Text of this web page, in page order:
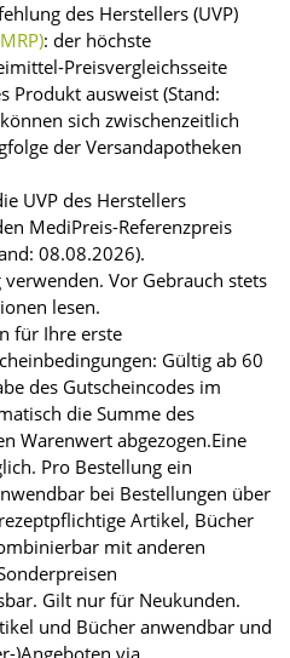
des Herstellers (UVP)
: der höchste
Preisvergleichsseite
Produkt ausweist (Stand:
sich zwischenzeitlich
der Versandapotheken
UVP des Herstellers
MediPreis-Referenzpreis
08.08.2026).
Vor Gebrauch stets
lesen.
für Ihre erste
Gültig ab 60
des Gutscheincodes im
die Summe des
Warenwert abgezogen.Eine
Pro Bestellung ein
bei Bestellungen über
Artikel, Bücher
mit anderen
Gilt nur für Neukunden.
und Bücher anwendbar und